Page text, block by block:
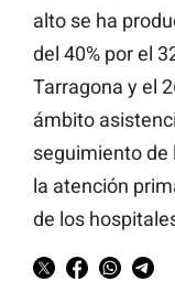
alto se ha
del 40% por el
Tarragona y el
ámbito
seguimiento de
la atención
de los